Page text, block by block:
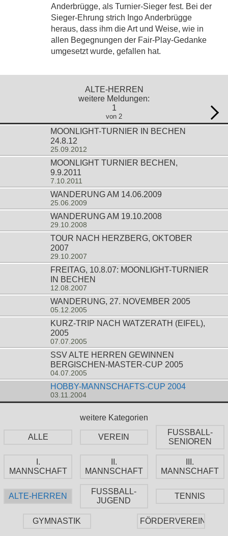
Anderbrügge, als Turnier-Sieger fest. Bei der
Sieger-Ehrung strich Ingo Anderbrügge
heraus, dass ihm die Art und Weise, wie in
allen Begegnungen der Fair-Play-Gedanke
umgesetzt wurde, gefallen hat.
ALTE-HERREN
weitere Meldungen:
1
von 2
MOONLIGHT-TURNIER IN BECHEN
24.8.12
25.09.2012
MOONLIGHT TURNIER BECHEN,
9.9.2011
7.10.2011
WANDERUNG AM 14.06.2009
25.06.2009
WANDERUNG AM 19.10.2008
29.10.2008
TOUR NACH HERZBERG, OKTOBER
2007
29.10.2007
FREITAG, 10.8.07: MOONLIGHT-TURNIER
IN BECHEN
12.08.2007
WANDERUNG, 27. NOVEMBER 2005
05.12.2005
KURZ-TRIP NACH WATZERATH (EIFEL),
2005
07.07.2005
SSV ALTE HERREN GEWINNEN
BERGISCHEN-MASTER-CUP 2005
04.07.2005
HOBBY-MANNSCHAFTS-CUP 2004
03.11.2004
weitere Kategorien
ALLE VEREIN
FUSSBALL-
SENIOREN
I.
MANNSCHAFT
II.
MANNSCHAFT
III.
MANNSCHAFT
ALTE-HERREN
FUSSBALL-
JUGEND
TENNIS
GYMNASTIK FÖRDERVEREIN